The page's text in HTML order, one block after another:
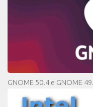
GNOME 50.4 e GNOME